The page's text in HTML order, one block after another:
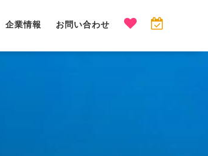
企業情報 お問い合わせ